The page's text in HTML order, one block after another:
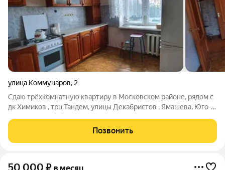
улица Коммунаров, 2
Сдаю трёхкомнатную квартиру в Московском районе, рядом с
дк Химиков , трц Тандем, улицы Декабристов , Ямашева, Юго-
Классический ремонт в квартире, с мебелью и бытовой
техникой.Цена плюс
Позвонить
50 000 ₽